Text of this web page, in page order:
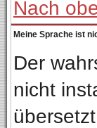
Nach
Meine Sprache ist
Der
nicht